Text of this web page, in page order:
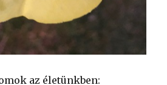
az életünkben: